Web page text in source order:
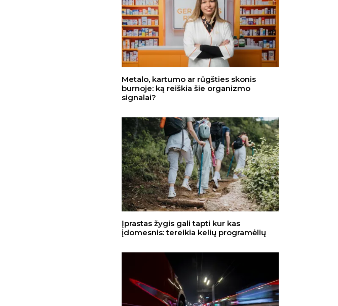
Metalo, kartumo ar rūgšties skonis
burnoje: ką reiškia šie organizmo
signalai?
Įprastas žygis gali tapti kur kas
įdomesnis: tereikia kelių programėlių